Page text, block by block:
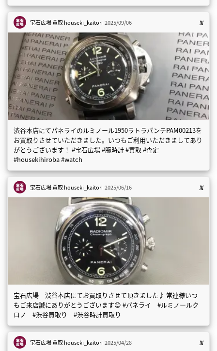
宝石広場 買取houseki_kaitori 2025/09/06
渋谷本店にてパネライのルミノール1950ラトラパンテPAM00213を
お買取りさせていただきました。いつもご利用いただきましてあり
がとうございます！ #宝石広場 #腕時計 #買取 #査定
#housekihiroba #watch
宝石広場 買取houseki_kaitori 2025/06/16
宝石広場 渋谷本店にてお買取りさせて頂きました♪ 常連様いつ
もご来店誠にありがとうございます😊 #パネライ #ルミノールク
ロノ #渋谷買取り #渋谷時計買取り
宝石広場 買取houseki_kaitori 2025/04/28